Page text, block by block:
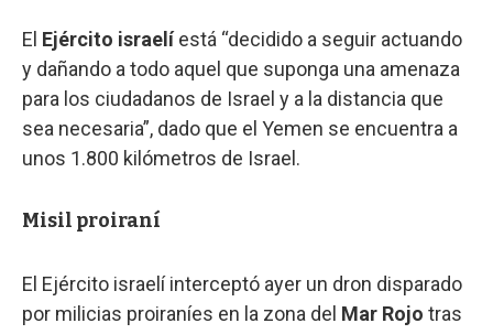
El Ejército israelíestá “decidido a seguir actuando
y dañando a todo aquel que suponga una amenaza
para los ciudadanos de Israel y a la distancia que
sea necesaria”, dado que el Yemen se encuentra a
unos 1.800 kilómetros de Israel.
Misil proiraní
El Ejército israelí interceptó ayer un dron disparado
por milicias proiraníes en la zona del Mar Rojo tras